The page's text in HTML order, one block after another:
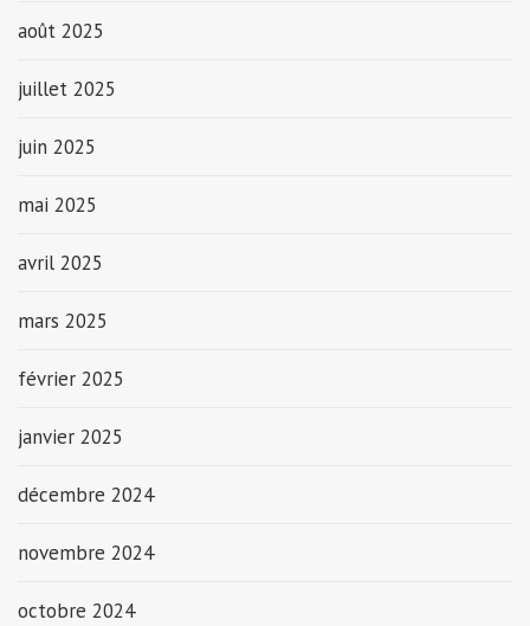
août 2025
juillet 2025
juin 2025
mai 2025
avril 2025
mars 2025
février 2025
janvier 2025
décembre 2024
novembre 2024
octobre 2024